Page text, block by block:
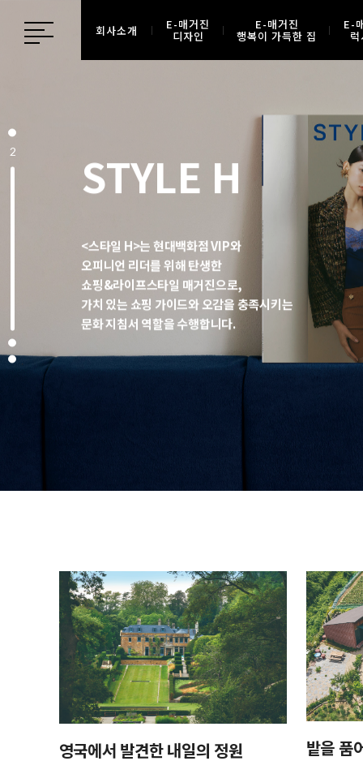
회사소개 E-매거진
디자인
E-매거진
행복이 가득한 집
E-
STYLE H
<스타일 H>는 현대백화점 VIP와
오피니언 리더를 위해 탄생한
쇼핑&라이프스타일 매거진으로,
가치 있는 쇼핑 가이드와 오감을 충족시키는
문화 지침서 역할을 수행합니다.
Design
국내 유일의 디자인 전문지로
2
영국에서 발견한 내일의 정원 밭을 품